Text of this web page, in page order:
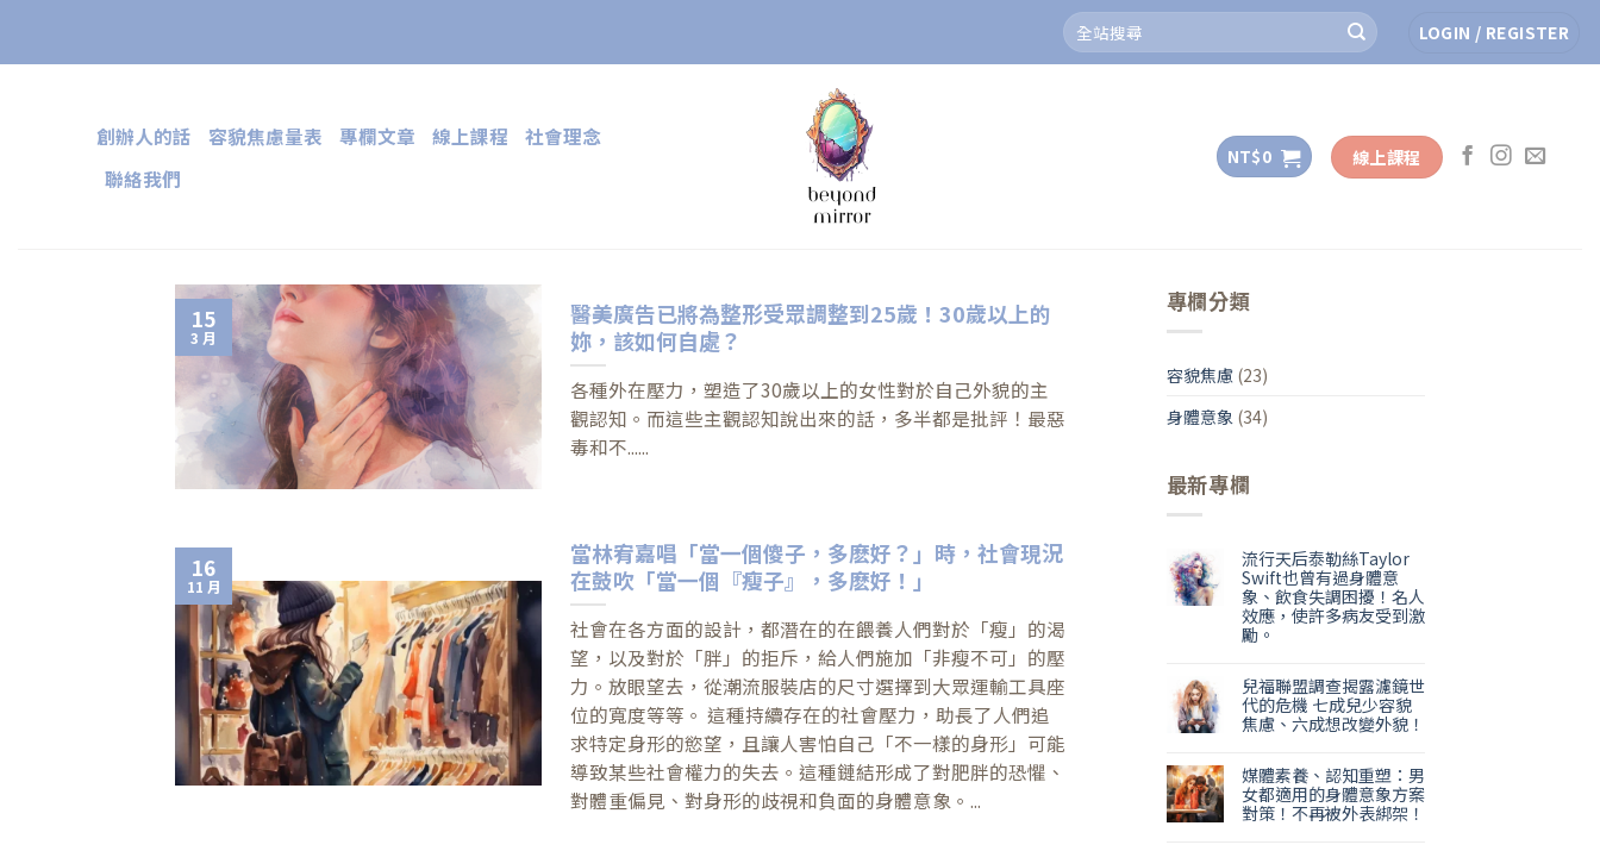
Search
for:
LOGIN / REGISTER
創辦人的話 容貌焦慮量表 專欄文章 線上課程
社會理念
聯絡我們
NT$0 線上課程
醫美廣告已將為整形受眾調整到25歲！30歲以上的
妳，該如何自處？
各種外在壓力，塑造了30歲以上的女性對於自己外貌的主
觀認知。而這些主觀認知說出來的話，多半都是批評！最惡
毒和不......
15
3 月
當林宥嘉唱「當一個傻子，多麽好？」時，社會現況
在鼓吹「當一個『瘦子』，多麽好！」
社會在各方面的設計，都潛在的在餵養人們對於「瘦」的渴
望，以及對於「胖」的拒斥，給人們施加「非瘦不可」的壓
力。放眼望去，從潮流服裝店的尺寸選擇到大眾運輸工具座
位的寬度等等。 這種持續存在的社會壓力，助長了人們追
求特定身形的慾望，且讓人害怕自己「不一樣的身形」可能
導致某些社會權力的失去。這種鏈結形成了對肥胖的恐懼、
對體重偏見、對身形的歧視和負面的身體意象。...
16
11 月
專欄分類
容貌焦慮(23)
身體意象 (34)
最新專欄
流行天后泰勒絲Taylor
Swift也曾有過身體意
象、飲食失調困擾！名人
效應，使許多病友受到激
勵。
兒福聯盟調查揭露濾鏡世
代的危機 七成兒少容貌
焦慮、六成想改變外貌！
媒體素養、認知重塑：男
女都適用的身體意象方案
對策！不再被外表綁架！